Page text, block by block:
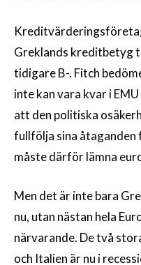
Greklands kreditbetyg
tidigare B-. Fitch
inte kan vara kvar i
att den politiska
fullfölja sina
måste därför lämna
Men det är inte bara
nu, utan nästan hela
närvarande. De två
och Italien är nu i